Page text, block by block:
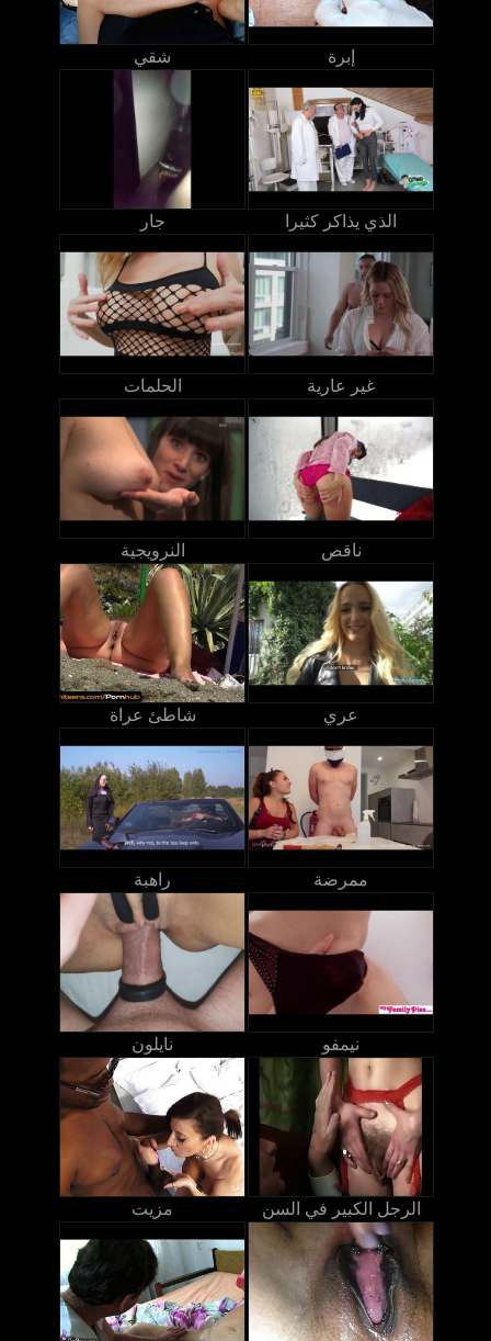
شقي إبرة
جار الذي يذاكر كثيرا
الحلمات غير عارية
النرويجية ناقص
شاطئ عراة عري
راهبة ممرضة
نايلون نيمفو
مزيت الرجل الكبير في السن